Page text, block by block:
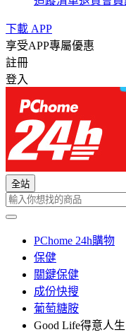
下載 APP
享受APP專屬優惠
註冊
登入
全站
PChome 24h購物
保健
關鍵保健
成份快搜
葡萄糖胺
Good Life得意人